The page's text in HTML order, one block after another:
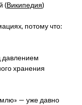
(Википедия)
потому что:
давлением
хранения
— уже давно